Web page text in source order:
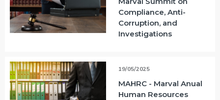
Compliance, Anti-
Corruption, and
Investigations
19/05/2025
MAHRC - Marval Anual
Human Resources